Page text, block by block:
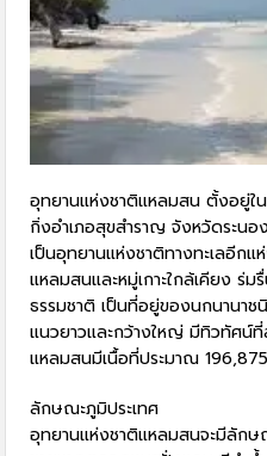
อุทยานแห่งชาติแหลมสน ตั้งอยู่ใน
กิ่งอำเภอสุขสำราญ จังหวัดระนอ
เป็นอุทยานแห่งชาติทางทะเลอีก
แหลมสนและหมู่เกาะใกล้เคียง ร่
ธรรมชาติ เป็นที่อยู่ของนกนานาช
แนวยาวและกว้างใหญ่ มีทิวทัศน์
แหลมสนมีเนื้อที่ประมาณ
ลักษณะภูมิประเทศ
อุทยานแห่งชาติแหลมสนจะมีลัก